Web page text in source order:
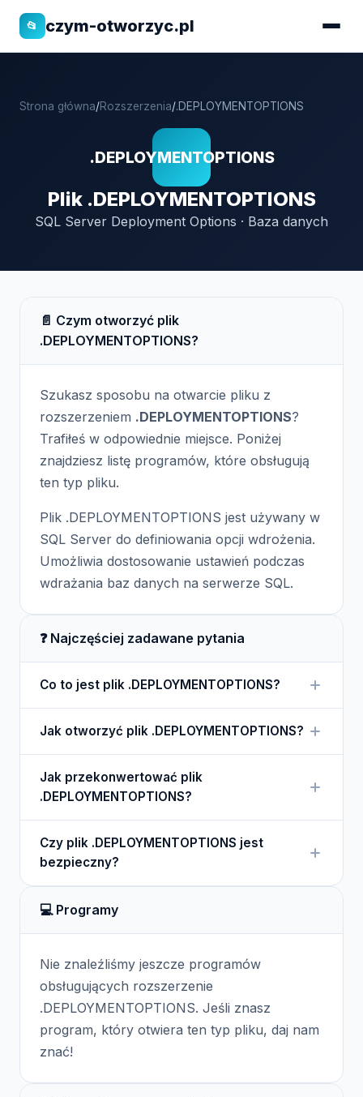
📂 czym-otworzyc.pl
Strona główna/Rozszerzenia/.DEPLOYMENTOPTIONS
.DEPLOYMENTOPTIONS
Plik .DEPLOYMENTOPTIONS
SQL Server Deployment Options · Baza danych
📄 Czym otworzyć plik
.DEPLOYMENTOPTIONS?
Szukasz sposobu na otwarcie pliku z
rozszerzeniem .DEPLOYMENTOPTIONS?
Trafiłeś w odpowiednie miejsce. Poniżej
znajdziesz listę programów, które obsługują
ten typ pliku.
Plik .DEPLOYMENTOPTIONS jest używany w
SQL Server do definiowania opcji wdrożenia.
Umożliwia dostosowanie ustawień podczas
wdrażania baz danych na serwerze SQL.
❓ Najczęściej zadawane pytania
Co to jest plik .DEPLOYMENTOPTIONS?
opcje dotyczące wdrażania baz danych w SQL
Server, co pozwala na optymalizację procesu.
Jak otworzyć plik .DEPLOYMENTOPTIONS?
pomocą SQL Server Management Studio lub
edytora tekstu.
Jak przekonwertować plik
.DEPLOYMENTOPTIONS?
konwertowany, ale można dostosować jego
zawartość w SQL Server Management Studio.
Czy plik .DEPLOYMENTOPTIONS jest
bezpieczny?
zawsze warto upewnić się, że pochodzi z
wiarygodnego źródła.
💻 Programy
Nie znaleźliśmy jeszcze programów
obsługujących rozszerzenie
.DEPLOYMENTOPTIONS. Jeśli znasz
program, który otwiera ten typ pliku, daj nam
znać!